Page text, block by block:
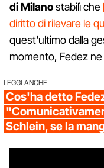
di Milanostabilì che
diritto di rilevare le
quest'ultimo dalla
momento, Fedez
LEGGI ANCHE
Cos'ha detto
Schlein, se la